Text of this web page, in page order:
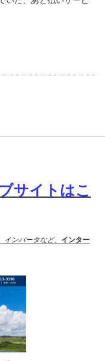
サイトはこ
ンバータなど、 インター